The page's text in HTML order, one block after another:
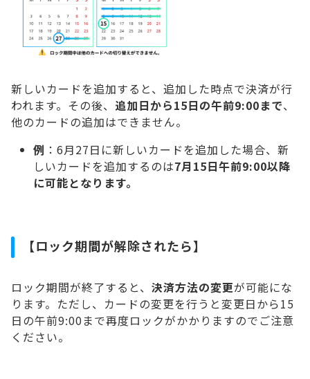
新しいカードを追加すると、追加した時点で決済が行
われます。その後、 追加日から15日の午前9:00まで、
他のカードの追加はできません。
例 ：6月27日に新しいカードを追加した場合、新
しいカードを追加するのは7月15日午前9:00以降
に可能となります。
【ロック期間が解除されたら】
ロック期間が終了すると、 決済方法の変更が可能にな
ります。ただし、カードの変更を行うと変更日から15
日の午前9:00まで再度ロックがかかりますのでご注意
ください。